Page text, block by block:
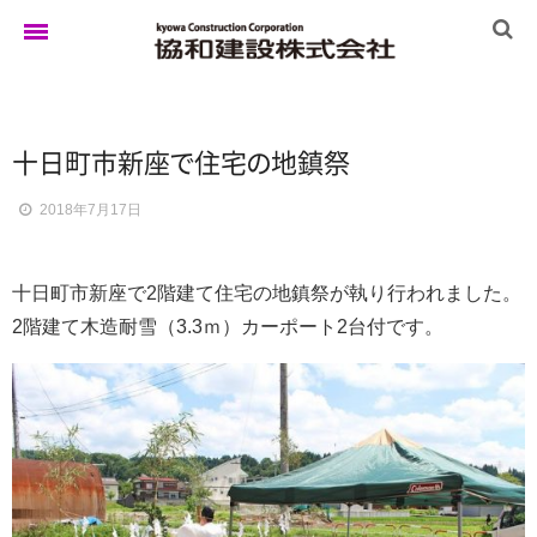
実例集
ブログ
イベント
十日町市新座で住宅の地鎮祭
2018年7月17日
十日町市新座で2階建て住宅の地鎮祭が執り行われました。
2階建て木造耐雪（3.3ｍ）カーポート2台付です。